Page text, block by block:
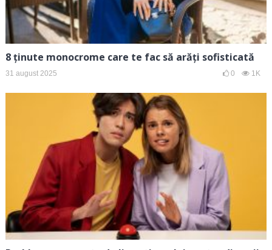
8 ținute monocrome care te fac să arăți sofisticată
31 august 2025 0 1K